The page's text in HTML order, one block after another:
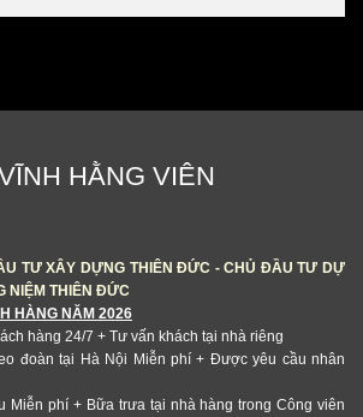
HẰNG VIÊN
TƯ XÂY DỰNG THIÊN ĐỨC - CHỦ ĐẦU TƯ DỰ
NIỆM THIÊN ĐỨC
HÀNG NĂM 2026
hàng 24/7 + Tư vấn khách tại nhà riêng
đoàn tại Hà Nội Miễn phí + Được yêu cầu nhân
Miễn phí + Bữa trưa tại nhà hàng trong Công viên